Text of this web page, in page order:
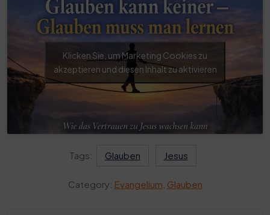
Klicken Sie, um Marketing Cookies zu
akzeptieren und diesen Inhalt zu aktivieren
Tags: Glauben Jesus
Category: Evangelium Glauben